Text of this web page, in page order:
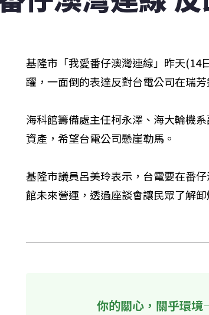
基隆市「我愛番仔澳灣連線」昨天(14
海科館籌備處主任柯永澤、海大輪機
資產，希望台電公司懸崖勒馬。
基隆市議員呂美玲表示，台電要在番
館未來營運，透過座談會讓民眾了解
你的關心，關乎環